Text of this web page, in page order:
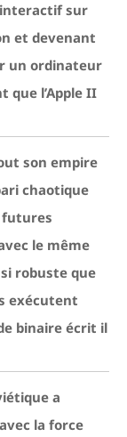
sur
et devenant
un ordinateur
que l’Apple II
son empire
chaotique
futures
le même
robuste que
exécutent
binaire écrit il
a
la force